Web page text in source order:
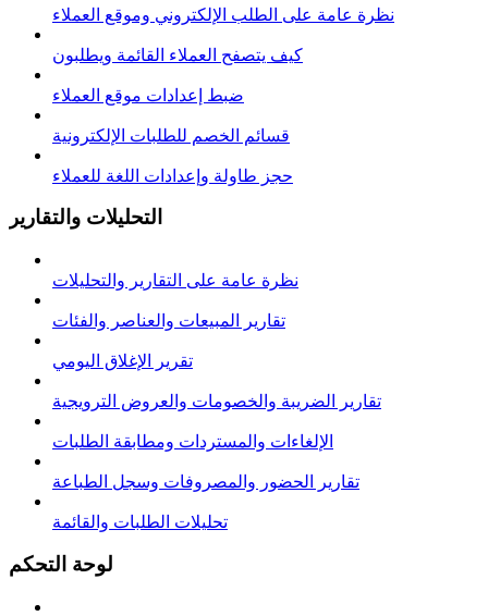
نظرة عامة على الطلب الإلكتروني وموقع العملاء
كيف يتصفح العملاء القائمة ويطلبون
ضبط إعدادات موقع العملاء
قسائم الخصم للطلبات الإلكترونية
حجز طاولة وإعدادات اللغة للعملاء
التحليلات والتقارير
نظرة عامة على التقارير والتحليلات
تقارير المبيعات والعناصر والفئات
تقرير الإغلاق اليومي
تقارير الضريبة والخصومات والعروض الترويجية
الإلغاءات والمستردات ومطابقة الطلبات
تقارير الحضور والمصروفات وسجل الطباعة
تحليلات الطلبات والقائمة
لوحة التحكم